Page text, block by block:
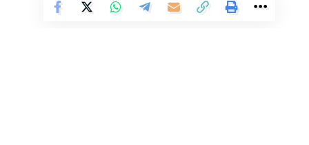
aliyê endama Dîwana Desteya Şaredariyan Sêva Bozan ve hat
Vê Nûçeyê Bixwîne